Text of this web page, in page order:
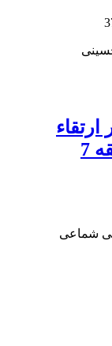
سرزندگی فضاهای شهری منطقه 7
شماعی